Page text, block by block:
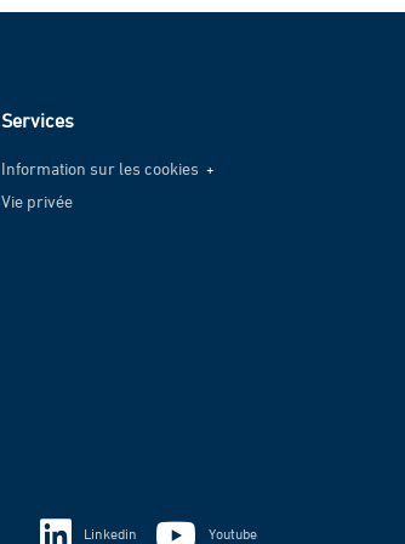
Services
Information sur les cookies
Information sur les cookies
Vie privée
Linkedin Youtube